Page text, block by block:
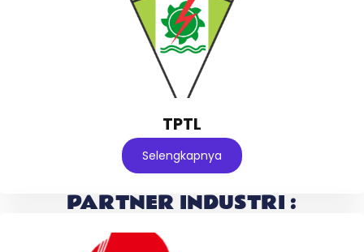
TPTL
Selengkapnya
PARTNER INDUSTRI :